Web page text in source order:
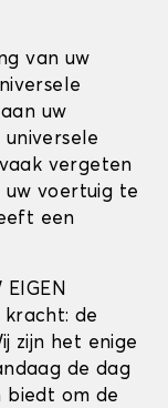
van uw
uw
vergeten
voertuig te
een
EIGEN
kracht: de
zijn het enige
de dag
biedt om de